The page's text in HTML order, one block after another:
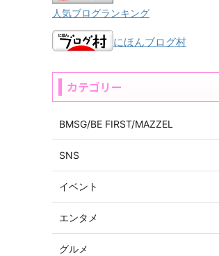
人気ブログランキング
にほんブログ村
カテゴリー
BMSG/BE FIRST/MAZZEL
SNS
イベント
エンタメ
グルメ